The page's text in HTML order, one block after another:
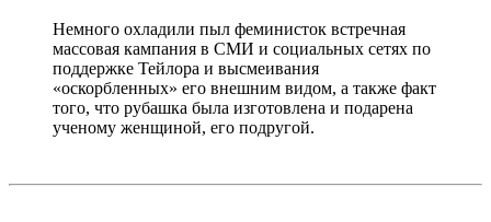
Немного охладили пыл феминисток встречная
массовая кампания в СМИ и социальных сетях по
поддержке Тейлора и высмеивания
«оскорбленных» его внешним видом, а также факт
того, что рубашка была изготовлена и подарена
ученому женщиной, его подругой.